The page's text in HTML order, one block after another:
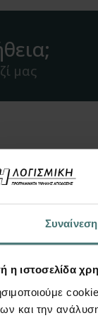
Συναίνεση
η ιστοσελίδα
και την
μας